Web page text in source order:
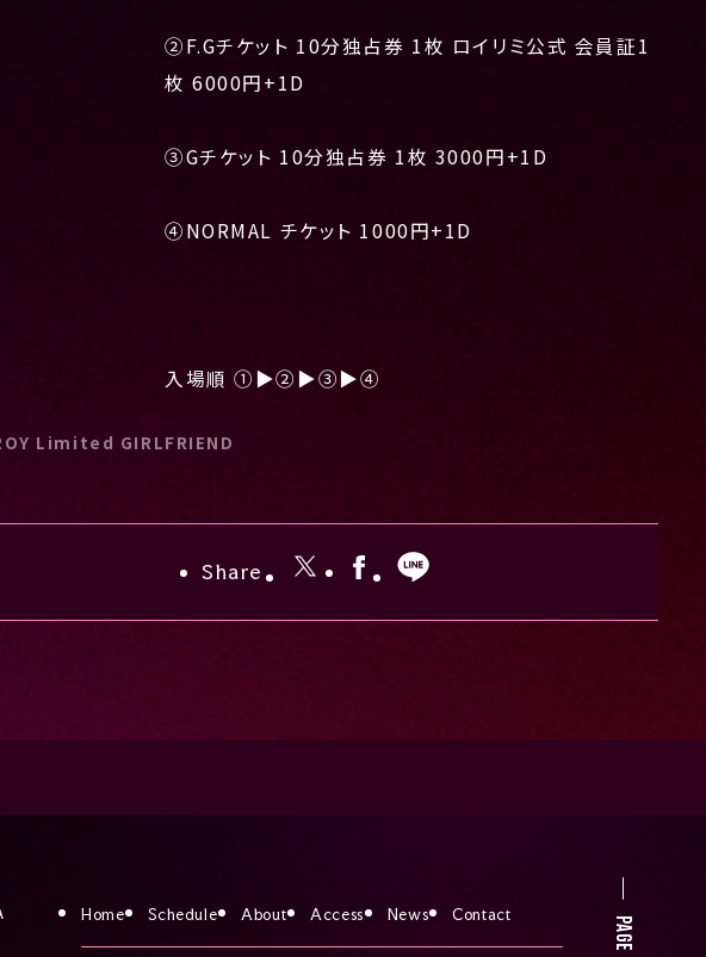
②F.Gチケット 10分独占券 1枚 ロイリミ公式 会員証1
枚 6000円+1D
③Gチケット 10分独占券 1枚 3000円+1D
④NORMAL チケット 1000円+1D
入場順 ①▶︎②▶︎③▶︎④
Limited GIRLFRIEND
Share
Home Schedule About Access News Contact